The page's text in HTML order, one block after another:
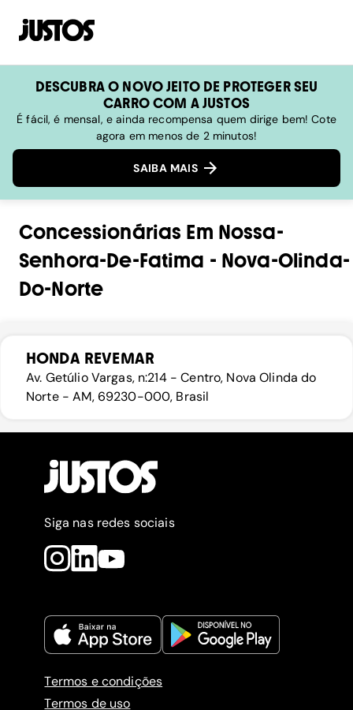
DESCUBRA O NOVO JEITO DE PROTEGER SEU
CARRO COM A JUSTOS
É fácil, é mensal, e ainda recompensa quem dirige bem! Cote
agora em menos de 2 minutos!
SAIBA MAIS
Concessionárias Em Nossa-
Senhora-De-Fatima - Nova-Olinda-
Do-Norte
HONDA REVEMAR
Av. Getúlio Vargas, n:214 - Centro, Nova Olinda do
Norte - AM, 69230-000, Brasil
Siga nas redes sociais
Termos e condições
Termos de uso